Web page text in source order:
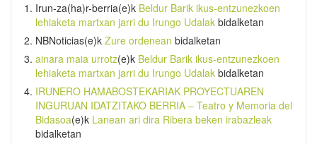
Irun-za(ha)r-berria(e)k Beldur Barik ikus-entzunezkoen
lehiaketa martxan jarri du Irungo Udalak bidalketan
NBNoticias(e)k Zure ordenean bidalketan
ainara maia urrotz(e)k Beldur Barik ikus-entzunezkoen
lehiaketa martxan jarri du Irungo Udalak bidalketan
IRUNERO HAMABOSTEKARIAK PROYECTUAREN
INGURUAN IDATZITAKO BERRIA – Teatro y Memoria del
Bidasoa(e)k Lanean ari dira Ribera beken irabazleak
bidalketan